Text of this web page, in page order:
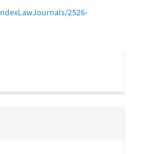
2526-